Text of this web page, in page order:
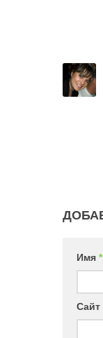
Имя *
Сайт